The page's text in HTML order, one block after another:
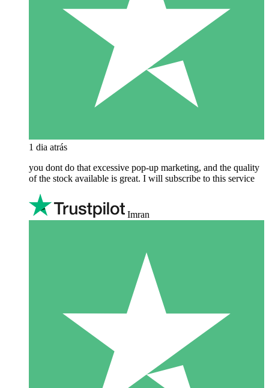
1 dia atrás
you dont do that excessive pop-up marketing, and the quality
of the stock available is great. I will subscribe to this service
Imran